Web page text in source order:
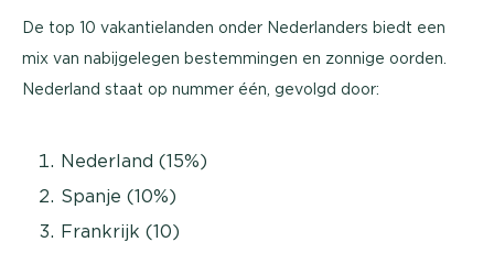
De top 10 vakantielanden onder Nederlanders biedt een
mix van nabijgelegen bestemmingen en zonnige oorden.
Nederland staat op nummer één, gevolgd door:
Nederland (15%)
Spanje (10%)
Frankrijk (10)